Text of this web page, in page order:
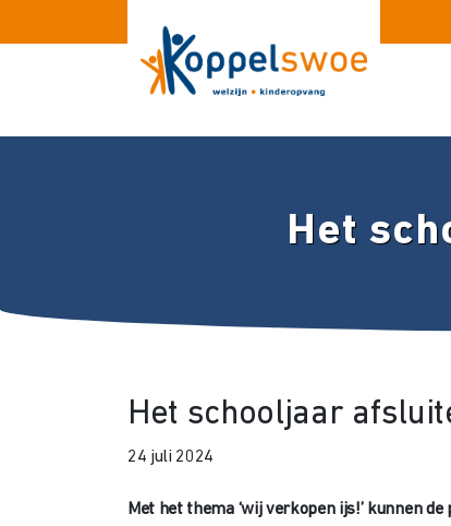
Het
Het schooljaar
24 juli 2024
Met het thema ‘wij verkopen ijs!’ kunnen de